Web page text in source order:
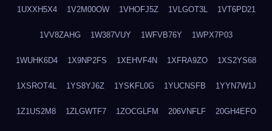
1UXXH5X4 1V2M00OW 1VHOFJ5Z 1VLGOT3L 1VT6PD21
1VV8ZAHG 1W387VUY 1WFVB76Y 1WPX7P03
1WUHK6D4 1X9NP2FS 1XEHVF4N 1XFRA9ZO 1XS2YS68
1XSROT4L 1YS8YJ6Z 1YSKFL0G 1YUCNSFB 1YYN7W1J
1Z1US2M8 1ZLGWTF7 1ZOCGLFM 206VNFLF 20GH4EFO